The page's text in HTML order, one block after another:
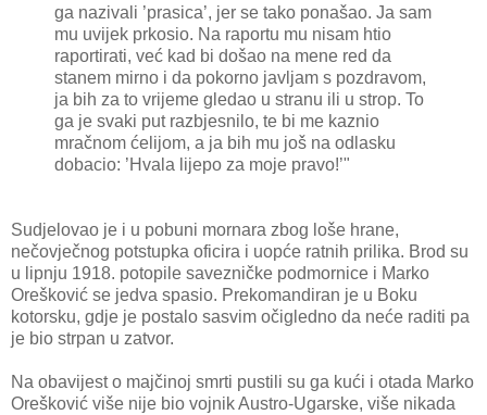
ga nazivali ’prasica’, jer se tako ponašao. Ja sam
mu uvijek prkosio. Na raportu mu nisam htio
raportirati, već kad bi došao na mene red da
stanem mirno i da pokorno javljam s pozdravom,
ja bih za to vrijeme gledao u stranu ili u strop. To
ga je svaki put razbjesnilo, te bi me kaznio
mračnom ćelijom, a ja bih mu još na odlasku
dobacio: ’Hvala lijepo za moje pravo!’"
Sudjelovao je i u pobuni mornara zbog loše hrane,
nečovječnog potstupka oficira i uopće ratnih prilika. Brod su
u lipnju 1918. potopile savezničke podmornice i Marko
Orešković se jedva spasio. Prekomandiran je u Boku
kotorsku, gdje je postalo sasvim očigledno da neće raditi pa
je bio strpan u zatvor.
Na obavijest o majčinoj smrti pustili su ga kući i otada Marko
Orešković više nije bio vojnik Austro-Ugarske, više nikada